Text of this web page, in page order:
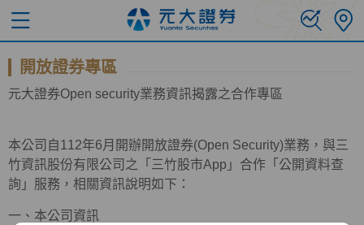
開放證券專區
元大證券Open security業務資訊揭露之合作專區
本公司自112年6月開辦開放證券(Open Security)業務，與三
竹資訊股份有限公司之「三竹股市App 」合作「公開資料查
詢」服務，相關資訊說明如下：
一、本公司資訊